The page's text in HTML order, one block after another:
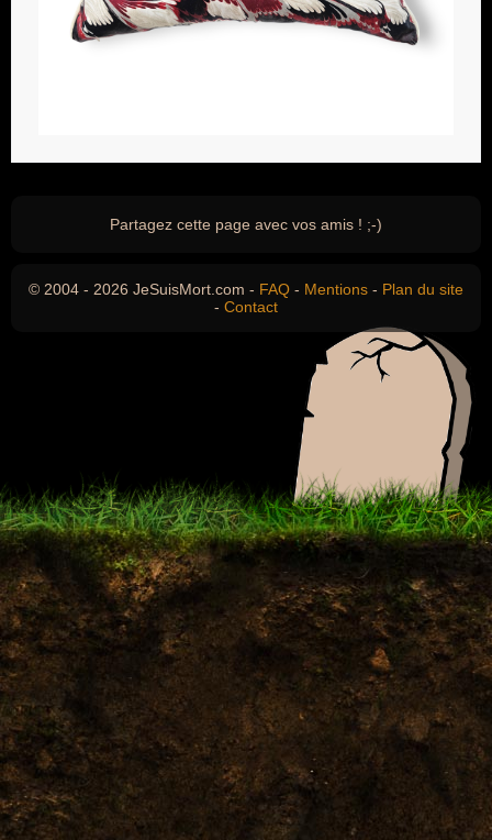
Partagez cette page avec vos amis ! ;-)
© 2004 - 2026 JeSuisMort.com - FAQ - Mentions - Plan du site
- Contact